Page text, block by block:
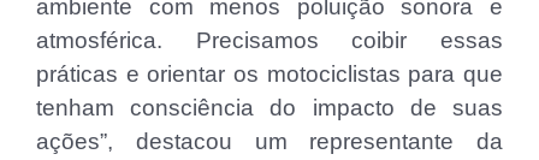
ambiente com menos poluição sonora e
atmosférica. Precisamos coibir essas
práticas e orientar os motociclistas para que
tenham consciência do impacto de suas
ações”, destacou um representante da